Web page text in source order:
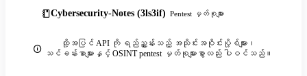
Cybersecurity-Notes (3ls3if) Pentest မှတ်စုများ
ထို့အပြင် API ကို ရည်ညွှန်းသည့် အသိုင်းအဝိုင်းပို့စ်များ၊
သင်ခန်းစာများနှင့် OSINT pentest မှတ်စုများစွာလည်း ပါဝင်သည်။